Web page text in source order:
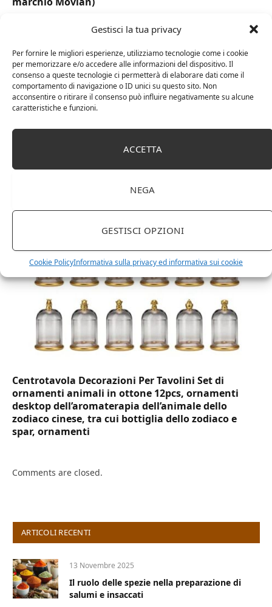
Gestisci la tua privacy
Per fornire le migliori esperienze, utilizziamo tecnologie come i cookie
per memorizzare e/o accedere alle informazioni del dispositivo. Il
consenso a queste tecnologie ci permetterà di elaborare dati come il
comportamento di navigazione o ID unici su questo sito. Non
acconsentire o ritirare il consenso può influire negativamente su alcune
caratteristiche e funzioni.
ACCETTA
NEGA
GESTISCI OPZIONI
Cookie PolicyInformativa sulla privacy ed informativa sui cookie
DOT Horeca Solutions 1000 Bicchieri PET
trasparenti monouso 350 ML tacca 0,3 alta qualità
usa e getta bicchiere riciclabili per acqua bevande
birra cocktail drink
Centrotavola Decorazioni Per Tavolini Set di
ornamenti animali in ottone 12pcs, ornamenti
desktop dell’aromaterapia dell’animale dello
zodiaco cinese, tra cui bottiglia dello zodiaco e
spar, ornamenti
Comments are closed.
ARTICOLI RECENTI
13 Novembre 2025
Il ruolo delle spezie nella preparazione di
salumi e insaccati